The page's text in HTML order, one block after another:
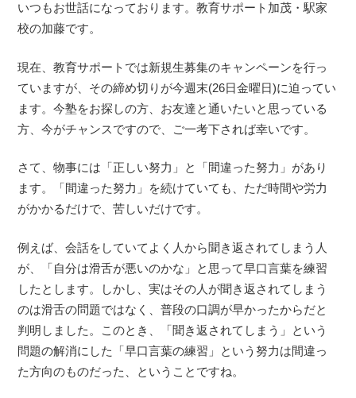
いつもお世話になっております。教育サポート加茂・駅家
校の加藤です。
現在、教育サポートでは新規生募集のキャンペーンを行っ
ていますが、その締め切りが今週末(26日金曜日)に迫ってい
ます。今塾をお探しの方、お友達と通いたいと思っている
方、今がチャンスですので、ご一考下されば幸いです。
さて、物事には「正しい努力」と「間違った努力」があり
ます。「間違った努力」を続けていても、ただ時間や労力
がかかるだけで、苦しいだけです。
例えば、会話をしていてよく人から聞き返されてしまう人
が、「自分は滑舌が悪いのかな」と思って早口言葉を練習
したとします。しかし、実はその人が聞き返されてしまう
のは滑舌の問題ではなく、普段の口調が早かったからだと
判明しました。このとき、「聞き返されてしまう」という
問題の解消にした「早口言葉の練習」という努力は間違っ
た方向のものだった、ということですね。